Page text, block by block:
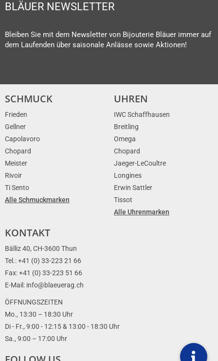
BLÄUER NEWSLETTER
Bleiben Sie mit dem Newsletter von Bijouterie Bläuer immer auf
dem Laufenden über saisonale Anlässe sowie Aktionen!
SCHMUCK
Frieden
Gellner
Capolavoro
Chopard
Meister
Rivoir
Ti Sento
Alle Schmuckmarken
UHREN
IWC Schaffhausen
Breitling
Omega
Chopard
Jaeger-LeCoultre
Longines
Erwin Sattler
Tissot
Alle Uhrenmarken
KONTAKT
Bälliz 40, CH-3600 Thun
Tel.: +41 (0) 33-223 21 66
Fax: +41 (0) 33-223 51 66
E-Mail: info@blaeuerag.ch
ÖFFNUNGSZEITEN
Mo., 13:30 – 18:30 Uhr
Di - Fr., 9:00 - 12:15 & 13:00 - 18:30 Uhr
Sa., 9:00 – 17:00 Uhr